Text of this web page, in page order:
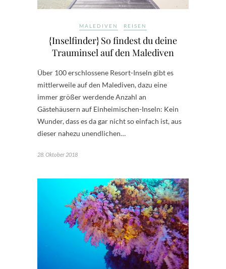
MALEDIVEN REISEN
{Inselfinder} So findest du deine
Trauminsel auf den Malediven
Über 100 erschlossene Resort-Inseln gibt es
mittlerweile auf den Malediven, dazu eine
immer größer werdende Anzahl an
Gästehäusern auf Einheimischen-Inseln: Kein
Wunder, dass es da gar nicht so einfach ist, aus
dieser nahezu unendlichen…
28. Oktober 2018